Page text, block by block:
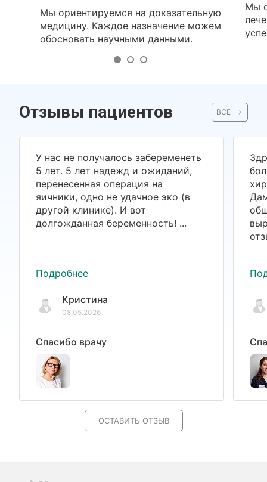
Мы ориентируемся на доказательную
медицину. Каждое назначение можем
обосновать научными данными.
Мы
Отзывы пациентов ВСЕ
У нас не получалось забеременеть
5 лет. 5 лет надежд и ожиданий,
перенесенная операция на
яичники, одно не удачное эко (в
другой клинике). И вот
долгожданная беременность! ...
Подробнее
Кристина
08.05.2026
Спасибо врачу
ОСТАВИТЬ ОТЗЫВ